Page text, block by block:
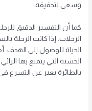
وسعى لتحقيقه.
كما أن التفسير الدقيق
الرحلات. إذا كانت الرحلة
الحياة للوصول إلى الهدف.
الحسنة التي يتمتع بها
بالطائرة يعبر عن التسرع في